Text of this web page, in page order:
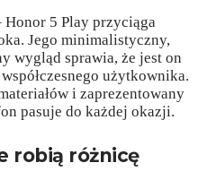
Honor 5 Play przyciąga
Jego minimalistyczny,
wygląd sprawia, że jest on
użytkownika.
i zaprezentowany
pasuje do każdej okazji.
robią różnicę